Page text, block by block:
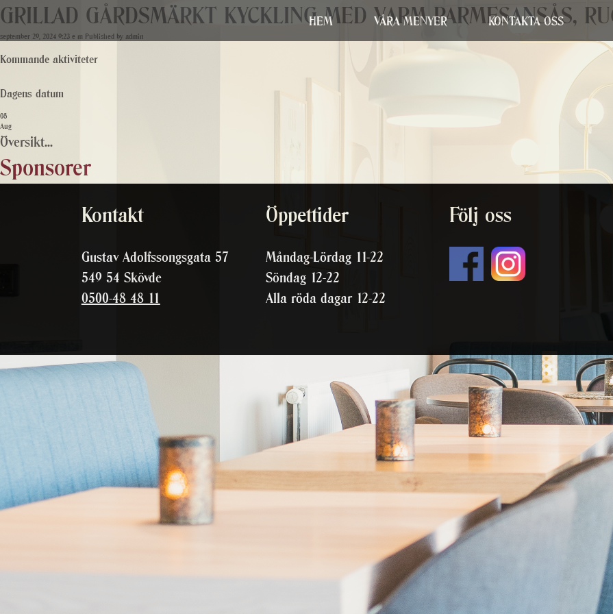
HEM VÅRA MENYER KONTAKTA OSS
GRILLAD GÅRDSMÄRKT KYCKLING MED VARM PARMESANSÅS,
september 29, 2024 9:23 e m Published by admin
Kommande aktiviteter
Dagens datum
08
Aug
Översikt...
Sponsorer
Kontakt
Gustav Adolfssongsgata 57
549 54 Skövde
0500-48 48 11
Öppettider
Måndag-Lördag 11-22
Söndag 12-22
Alla röda dagar 12-22
Följ oss